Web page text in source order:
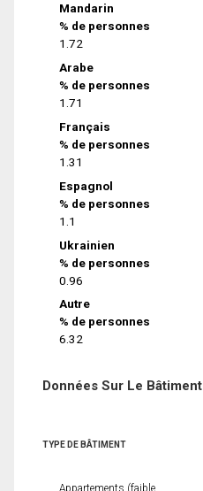
Mandarin
% de personnes
1.72
Arabe
% de personnes
1.71
Français
% de personnes
1.31
Espagnol
% de personnes
1.1
Ukrainien
% de personnes
0.96
Autre
% de personnes
6.32
Données Sur Le Bâtiment
TYPE DE BÂTIMENT
Appartements (faible